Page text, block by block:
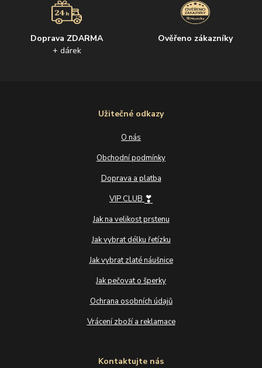
Doprava ZDARMA
+ dárek
Ověřeno zákazníky
Užitečné odkazy
O nás
Obchodní podmínky
Doprava a platba
VIP CLUB ❣
Jak na velikost prstenu
Jak vybrat délku řetízku
Jak vybrat zlaté náušnice
Jak pečovat o šperky
Ochrana osobních údajů
Vrácení zboží a reklamace
Kontaktujte nás